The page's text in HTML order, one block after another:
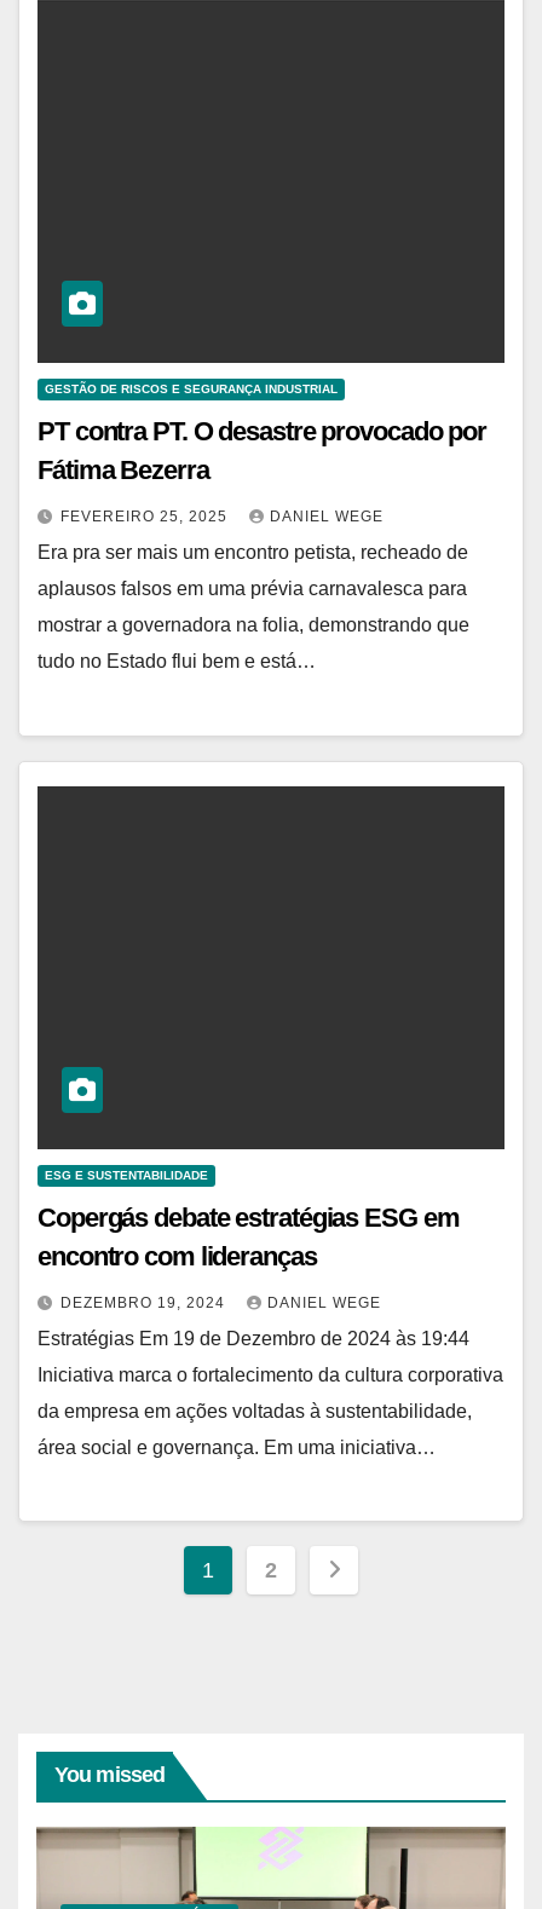
GESTÃO DE RISCOS E SEGURANÇA INDUSTRIAL
PT contra PT. O desastre provocado por
Fátima Bezerra
FEVEREIRO 25, 2025 DANIEL WEGE
Era pra ser mais um encontro petista, recheado de
aplausos falsos em uma prévia carnavalesca para
mostrar a governadora na folia, demonstrando que
tudo no Estado flui bem e está…
ESG E SUSTENTABILIDADE
Copergás debate estratégias ESG em
encontro com lideranças
DEZEMBRO 19, 2024 DANIEL WEGE
Estratégias Em 19 de Dezembro de 2024 às 19:44
Iniciativa marca o fortalecimento da cultura corporativa
da empresa em ações voltadas à sustentabilidade,
área social e governança. Em uma iniciativa…
Paginação
1 2
You missed